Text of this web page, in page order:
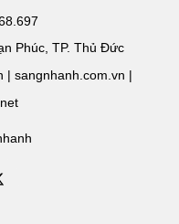
Phúc, TP. Thủ Đức
| sangnhanh.com.vn |